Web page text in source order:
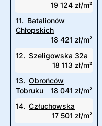
19 124 zł/m²
11. Batalionów
Chłopskich
18 421 zł/m²
12. Szeligowska 32a
18 113 zł/m²
13. Obrońców
Tobruku
18 041 zł/m²
14. Człuchowska
17 501 zł/m²